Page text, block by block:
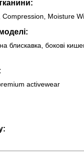
Compression, Moisture
блискавка, бокові
activewear